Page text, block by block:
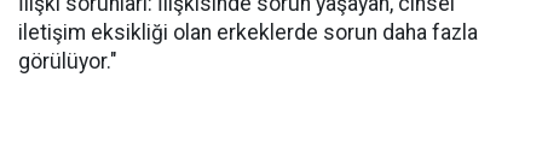
iletişim eksikliği olan erkeklerde sorun daha fazla
görülüyor."